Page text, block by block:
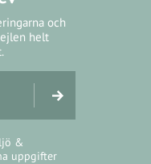
och
helt
&
uppgifter